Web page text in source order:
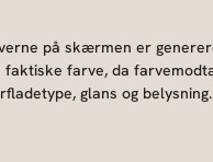
på skærmen er
faktiske farve, da
glans og belysning.